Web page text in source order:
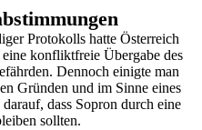
Protokolls hatte Österreich
konfliktfreie Übergabe des
Dennoch einigte man
Gründen und im Sinne eines
dass Sopron durch eine
sollten.